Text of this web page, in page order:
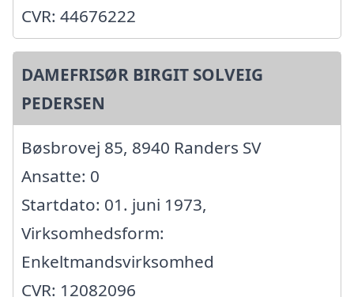
CVR: 44676222
DAMEFRISØR BIRGIT SOLVEIG
PEDERSEN
Bøsbrovej 85, 8940 Randers SV
Ansatte: 0
Startdato: 01. juni 1973,
Virksomhedsform:
Enkeltmandsvirksomhed
CVR: 12082096